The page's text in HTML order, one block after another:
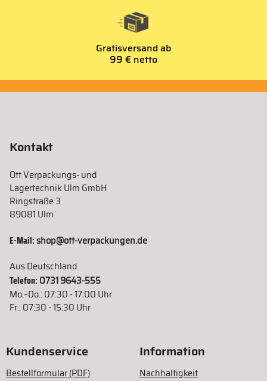
Gratisversand ab
99 € netto
Kontakt
Ott Verpackungs- und
Lagertechnik Ulm GmbH
Ringstraße 3
89081 Ulm
E-Mail:shop@ott-verpackungen.de
Aus Deutschland
Telefon: 0731 9643-555
Mo.–Do.: 07:30 - 17:00 Uhr
Fr.: 07:30 - 15:30 Uhr
Kundenservice
Bestellformular (PDF)
Information
Nachhaltigkeit